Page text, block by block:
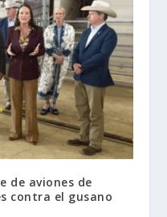
de aviones de
contra el gusano